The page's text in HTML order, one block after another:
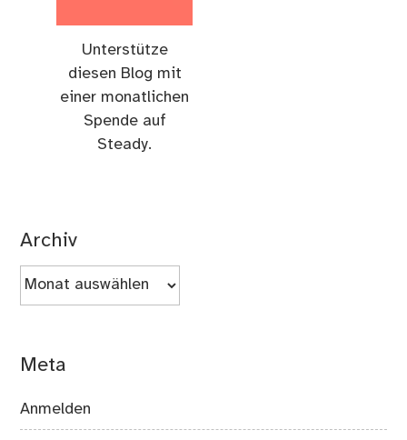
Unterstütze
diesen Blog mit
einer monatlichen
Spende auf
Steady.
Archiv
Archiv
Meta
Anmelden